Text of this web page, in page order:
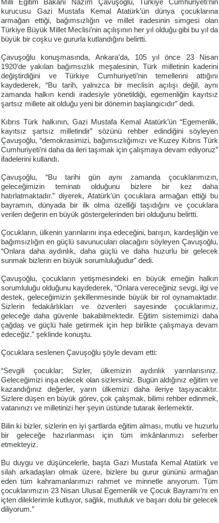
Milli Eğitim Bakanı Nazım Çavuşoğlu, Türkiye Cumhuriyeti’nin
kurucusu Gazi Mustafa Kemal Atatürk’ün dünya çocuklarına
armağan ettiği, bağımsızlığın ve millet iradesinin simgesi olan
Türkiye Büyük Millet Meclisi’nin açılışının her yıl olduğu gibi bu yıl da
büyük bir coşku ve gururla kutlandığını belirtti.
Çavuşoğlu konuşmasında, Ankara’da, 105 yıl önce 23 Nisan
1920’de yakılan bağımsızlık meşalesinin, Türk milletinin kaderini
değiştirdiğini ve Türkiye Cumhuriyeti’nin temellerini attığını
kaydederek, “Bu tarih, yalnızca bir meclisin açılışı değil, aynı
zamanda halkın kendi iradesiyle yönetildiği, egemenliğin kayıtsız
şartsız millete ait olduğu yeni bir dönemin başlangıcıdır” dedi.
Kıbrıs Türk halkının, Gazi Mustafa Kemal Atatürk’ün “Egemenlik,
kayıtsız şartsız milletindir” sözünü rehber edindiğini söyleyen
Çavuşoğlu, “demokrasimizi, bağımsızlığımızı ve Kuzey Kıbrıs Türk
Cumhuriyeti’ni daha da ileri taşımak için çalışmaya devam ediyoruz”
ifadelerini kullandı.
Çavuşoğlu, “Bu tarihi gün aynı zamanda çocuklarımızın,
geleceğimizin teminatı olduğunu bizlere bir kez daha
hatırlatmaktadır.” diyerek, Atatürk’ün çocuklara armağan ettiği bu
bayramın, dünyada bir ilk olma özelliği taşıdığını ve çocuklara
verilen değerin en büyük göstergelerinden biri olduğunu belirtti.
Çocukların, ülkenin yarınlarını inşa edeceğini, barışın, kardeşliğin ve
bağımsızlığın en güçlü savunucuları olacağını söyleyen Çavuşoğlu,
“Onlara daha aydınlık, daha güçlü ve daha huzurlu bir gelecek
sunmak bizlerin en büyük sorumluluğudur” dedi.
Çavuşoğlu, çocukların yetişmesindeki en büyük emeğin halkın
sorumluluğu olduğunu kaydederek, “Onlara vereceğiniz sevgi, ilgi ve
destek, geleceğimizin şekillenmesinde büyük bir rol oynamaktadır.
Sizlerin fedakârlıkları ve özverileri sayesinde çocuklarımız,
geleceğe daha güvenle bakabilmektedir. Eğitim sistemimizi daha
çağdaş ve güçlü hale getirmek için hep birlikte çalışmaya devam
edeceğiz.” şeklinde konuştu.
Çocuklara seslenen Çavuşoğlu şöyle devam etti:
“Sevgili çocuklar; Sizler, ülkemizin aydınlık yarınlarısınız.
Geleceğimizi inşa edecek olan sizlersiniz. Bugün aldığınız eğitim ve
kazandığınız değerler, yarın ülkemizi daha ileriye taşıyacaktır.
Sizlere düşen en büyük görev, çok çalışmak, bilimi rehber edinmek,
vatanınızı ve milletinizi her şeyin üstünde tutarak ilerlemektir.
Bilin ki bizler, sizlerin en iyi şartlarda eğitim alması, mutlu ve huzurlu
bir geleceğe hazırlanması için tüm imkânlarımızı seferber
etmekteyiz.
Bu duygu ve düşüncelerle, başta Gazi Mustafa Kemal Atatürk ve
silah arkadaşları olmak üzere, bizlere bu gurur gününü armağan
eden tüm kahramanlarımızı rahmet ve minnetle anıyorum. Tüm
çocuklarımızın 23 Nisan Ulusal Egemenlik ve Çocuk Bayramı’nı en
içten dileklerimle kutluyor, sağlık, mutluluk ve başarı dolu bir gelecek
diliyorum.”